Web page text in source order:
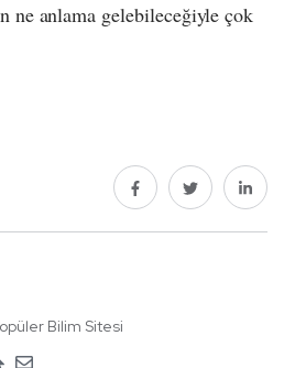
ne anlama gelebileceğiyle çok
Bilim Sitesi